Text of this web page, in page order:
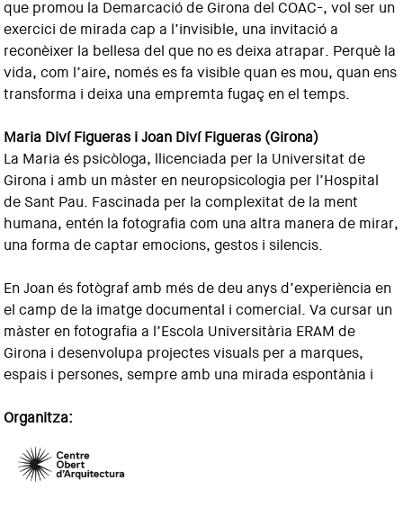
que promou la Demarcació de Girona del COAC-, vol ser un
exercici de mirada cap a l’invisible, una invitació a
reconèixer la bellesa del que no es deixa atrapar. Perquè la
vida, com l’aire, només es fa visible quan es mou, quan ens
transforma i deixa una empremta fugaç en el temps.
Maria Diví Figueras i Joan Diví Figueras (Girona)
La Maria és psicòloga, llicenciada per la Universitat de
Girona i amb un màster en neuropsicologia per l’Hospital
de Sant Pau. Fascinada per la complexitat de la ment
humana, entén la fotografia com una altra manera de mirar,
una forma de captar emocions, gestos i silencis.
En Joan és fotògraf amb més de deu anys d’experiència en
el camp de la imatge documental i comercial. Va cursar un
màster en fotografia a l’Escola Universitària ERAM de
Girona i desenvolupa projectes visuals per a marques,
espais i persones, sempre amb una mirada espontània i
Organitza: